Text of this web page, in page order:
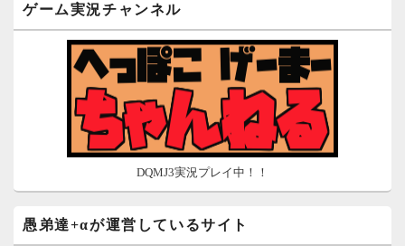
ポイントがお金に！？-空いた時間でちょい稼ぎ-
在宅deお小遣い！～小銭だって集めれば諭吉になる～
ネット収入攻略ナビ
ポイントサイトは安全？危険？お小遣い稼ぎサイトの使い方ガ
ゲーム実況チャンネル
DQMJ3実況プレイ中！！
愚弟達+αが運営しているサイト